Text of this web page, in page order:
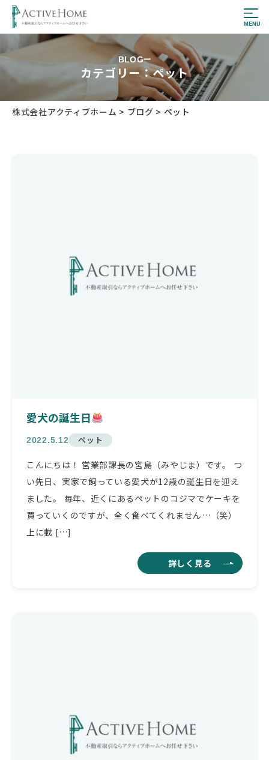
BLOG
カテゴリー：ペット
株式会社アクティブホーム > ブログ > ペット
愛犬の誕生日
2022.5.12 ペット
こんにちは！ 営業部課長の宮島（みやじま）です。 つ
い先日、実家で飼っている愛犬が12歳の誕生日を迎え
ました。 毎年、近くにあるペットのコジマでケーキを
買っていくのですが、全く食べてくれません…（笑）
上に載 […]
詳しく見る